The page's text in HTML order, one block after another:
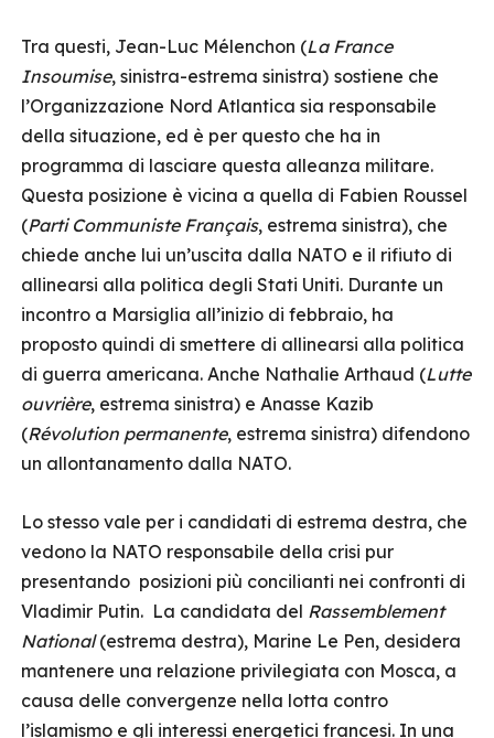
Tra questi, Jean-Luc Mélenchon (La France
Insoumise, sinistra-estrema sinistra) sostiene che
l’Organizzazione Nord Atlantica sia responsabile
della situazione, ed è per questo che ha in
programma di lasciare questa alleanza militare.
Questa posizione è vicina a quella di Fabien Roussel
(Parti Communiste Français, estrema sinistra), che
chiede anche lui un’uscita dalla NATO e il rifiuto di
allinearsi alla politica degli Stati Uniti. Durante un
incontro a Marsiglia all’inizio di febbraio, ha
proposto quindi di smettere di allinearsi alla politica
di guerra americana. Anche Nathalie Arthaud (Lutte
ouvrière, estrema sinistra) e Anasse Kazib
(Révolution permanente, estrema sinistra) difendono
un allontanamento dalla NATO.
Lo stesso vale per i candidati di estrema destra, che
vedono la NATO responsabile della crisi pur
presentando posizioni più concilianti nei confronti di
Vladimir Putin. La candidata del Rassemblement
National(estrema destra), Marine Le Pen, desidera
mantenere una relazione privilegiata con Mosca, a
causa delle convergenze nella lotta contro
l’islamismo e gli interessi energetici francesi. In una